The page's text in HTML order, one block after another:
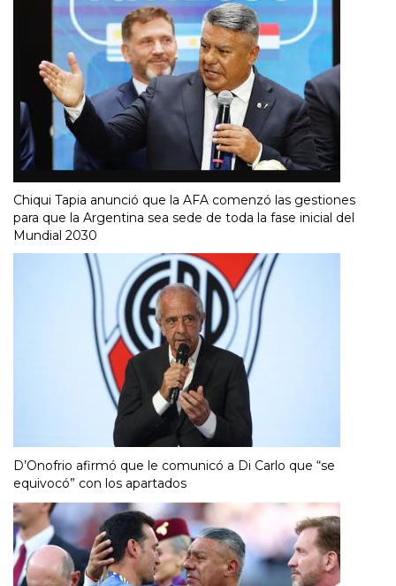
Chiqui Tapia anunció que la AFA comenzó las gestiones
para que la Argentina sea sede de toda la fase inicial del
Mundial 2030
D’Onofrio afirmó que le comunicó a Di Carlo que “se
equivocó” con los apartados